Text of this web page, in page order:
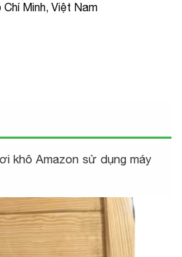
Chí Minh, Việt Nam
khô Amazon sử dụng máy